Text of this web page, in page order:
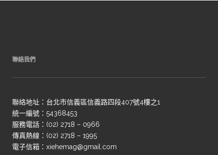
聯絡我們
聯絡地址：台北市信義區信義路四段407號4樓之1
統一編號：54368453
服務電話：(02) 2718 – 0966
傳真熱線：(02) 2718 – 1995
電子信箱：xiehemag@gmail.com